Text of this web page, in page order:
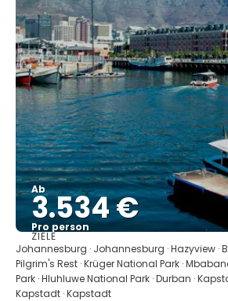
Ab
3.534 €
Pro person
Sehen
ZIELE
Johannesburg · Johannesburg · Hazyview ·
Pilgrim's Rest · Krüger National Park ·
Park · Hluhluwe National Park · Durban ·
Kapstadt · Kapstadt